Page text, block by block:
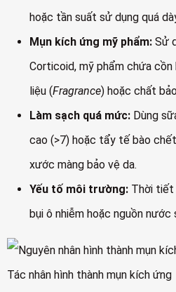
hoặc tần suất sử dụng quá
Mụn kích ứng mỹ phẩm: Sử
Corticoid, mỹ phẩm chứa cồn
liệu (Fragrance) hoặc chất
Làm sạch quá mức: Dùng
cao (>7) hoặc tẩy tế bào
xước màng bảo vệ da.
Yếu tố môi trường: Thời tiết
bụi ô nhiễm hoặc nguồn nước
Tác nhân hình thành mụn kích ứng